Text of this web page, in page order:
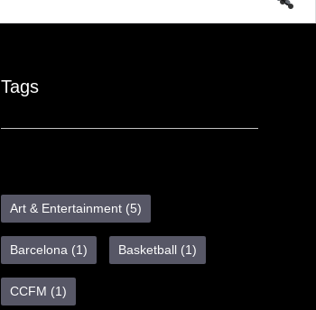
Tags
Art & Entertainment (5)
Barcelona (1) Basketball (1)
CCFM (1)